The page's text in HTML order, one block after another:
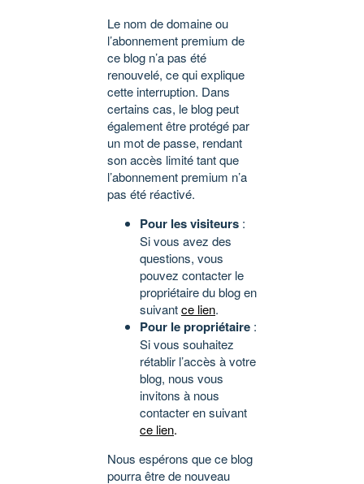
Le nom de domaine ou
l’abonnement premium de
ce blog n’a pas été
renouvelé, ce qui explique
cette interruption. Dans
certains cas, le blog peut
également être protégé par
un mot de passe, rendant
son accès limité tant que
l’abonnement premium n’a
pas été réactivé.
Pour les visiteurs :
Si vous avez des
questions, vous
pouvez contacter le
propriétaire du blog en
suivantce lien.
Pour le propriétaire :
Si vous souhaitez
rétablir l’accès à votre
blog, nous vous
invitons à nous
contacter en suivant
ce lien.
Nous espérons que ce blog
pourra être de nouveau